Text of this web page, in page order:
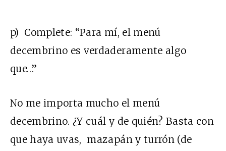
p) Complete: “Para mí, el menú
decembrino es verdaderamente algo
que…”
No me importa mucho el menú
decembrino. ¿Y cuál y de quién? Basta con
que haya uvas, mazapán y turrón (de